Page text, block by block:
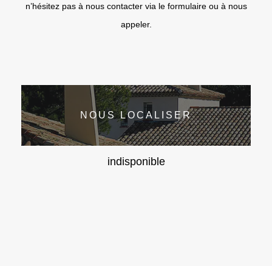
n’hésitez pas à nous contacter via le formulaire ou à nous
appeler.
NOUS LOCALISER
indisponible